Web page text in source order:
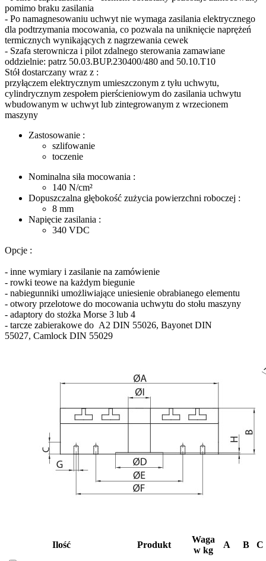
pomimo braku zasilania
- Po namagnesowaniu uchwyt nie wymaga zasilania elektrycznego
dla podtrzymania mocowania, co pozwala na uniknięcie naprężeń
termicznych wynikających z nagrzewania cewek
- Szafa sterownicza i pilot zdalnego sterowania zamawiane
oddzielnie: patrz 50.03.BUP.230400/480 and 50.10.T10
Stół dostarczany wraz z :
przyłączem elektrycznym umieszczonym z tyłu uchwytu,
cylindrycznym zespołem pierścieniowym do zasilania uchwytu
wbudowanym w uchwyt lub zintegrowanym z wrzecionem
maszyny
Zastosowanie :
szlifowanie
toczenie
Nominalna siła mocowania :
140 N/cm²
Dopuszczalna głębokość zużycia powierzchni roboczej :
8 mm
Napięcie zasilania :
340 VDC
Opcje :
- inne wymiary i zasilanie na zamówienie
- rowki teowe na każdym biegunie
- nabiegunniki umożliwiające uniesienie obrabianego elementu
- otwory przelotowe do mocowania uchwytu do stołu maszyny
- adaptory do stożka Morse 3 lub 4
- tarcze zabierakowe do A2 DIN 55026, Bayonet DIN
55027, Camlock DIN 55029
Ilość Produkt
Waga
w kg
A B C